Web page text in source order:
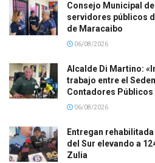
Consejo Municipal
servidores públicos
de Maracaibo
06/08/2026
Alcalde Di Martino:
trabajo entre el
Contadores Públicos
06/08/2026
Entregan
del Sur elevando a
Zulia